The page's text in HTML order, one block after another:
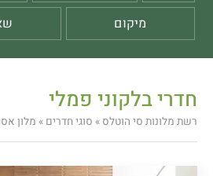
מיקום
חדרי בלקוני פמלי
רשת מלונות סי הוטלס » סוגי חדרים » מלון